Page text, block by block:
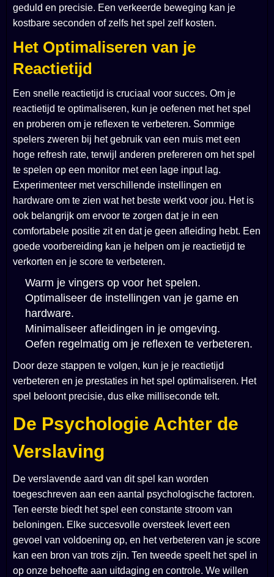
geduld en precisie. Een verkeerde beweging kan je
kostbare seconden of zelfs het spel zelf kosten.
Het Optimaliseren van je
Reactietijd
Een snelle reactietijd is cruciaal voor succes. Om je
reactietijd te optimaliseren, kun je oefenen met het spel
en proberen om je reflexen te verbeteren. Sommige
spelers zweren bij het gebruik van een muis met een
hoge refresh rate, terwijl anderen prefereren om het spel
te spelen op een monitor met een lage input lag.
Experimenteer met verschillende instellingen en
hardware om te zien wat het beste werkt voor jou. Het is
ook belangrijk om ervoor te zorgen dat je in een
comfortabele positie zit en dat je geen afleiding hebt. Een
goede voorbereiding kan je helpen om je reactietijd te
verkorten en je score te verbeteren.
Warm je vingers op voor het spelen.
Optimaliseer de instellingen van je game en
hardware.
Minimaliseer afleidingen in je omgeving.
Oefen regelmatig om je reflexen te verbeteren.
Door deze stappen te volgen, kun je je reactietijd
verbeteren en je prestaties in het spel optimaliseren. Het
spel beloont precisie, dus elke milliseconde telt.
De Psychologie Achter de
Verslaving
De verslavende aard van dit spel kan worden
toegeschreven aan een aantal psychologische factoren.
Ten eerste biedt het spel een constante stroom van
beloningen. Elke succesvolle oversteek levert een
gevoel van voldoening op, en het verbeteren van je score
kan een bron van trots zijn. Ten tweede speelt het spel in
op onze behoefte aan uitdaging en controle. We willen